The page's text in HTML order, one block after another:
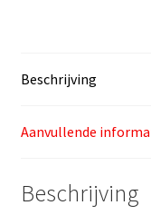
Beschrijving
Aanvullende
Beschrijving